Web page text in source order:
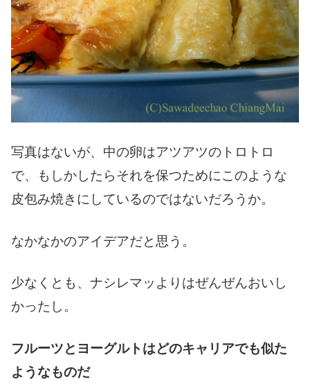
写真はないが、中の卵はアツアツのトロトロ
で、もしかしたらそれを保つためにこのような
皮包み焼きにしているのではないだろうか。
なかなかのアイデアだと思う。
少なくとも、ナシレマッよりはぜんぜんおいし
かったし。
フルーツとヨーグルトはどのキャリアでも似た
ようなものだ